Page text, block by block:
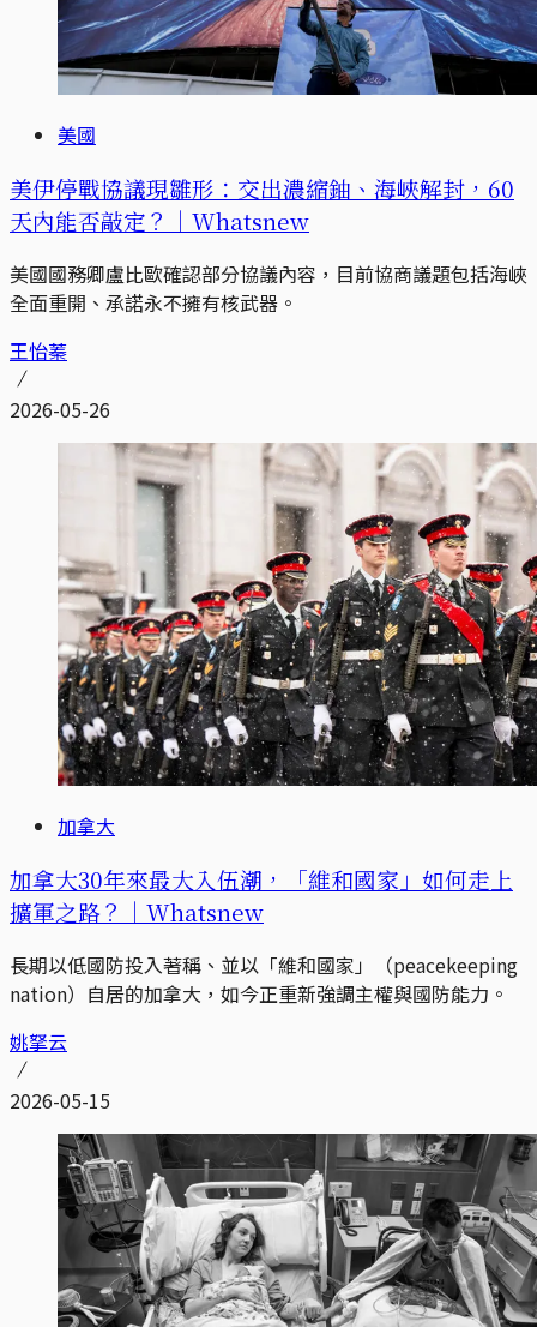
美國
美伊停戰協議現雛形：交出濃縮鈾、海峽解封，60
天內能否敲定？｜Whatsnew
美國國務卿盧比歐確認部分協議內容，目前協商議題包括海峽
全面重開、承諾永不擁有核武器。
王怡蓁
2026-05-26
加拿大
加拿大30年來最大入伍潮，「維和國家」如何走上
擴軍之路？｜Whatsnew
長期以低國防投入著稱、並以「維和國家」（peacekeeping
nation）自居的加拿大，如今正重新強調主權與國防能力。
姚拏云
2026-05-15